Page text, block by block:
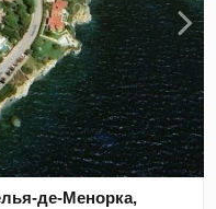
де-Менорка,